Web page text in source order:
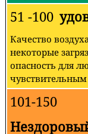
51 -100
Качество
некоторые
опасность для
чувствительным
101-150